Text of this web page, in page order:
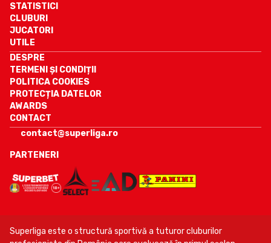
STATISTICI
CLUBURI
JUCATORI
UTILE
DESPRE
TERMENI ȘI CONDIȚII
POLITICA COOKIES
PROTECȚIA DATELOR
AWARDS
CONTACT
contact@superliga.ro
PARTENERI
Superliga este o structură sportivă a tuturor cluburilor